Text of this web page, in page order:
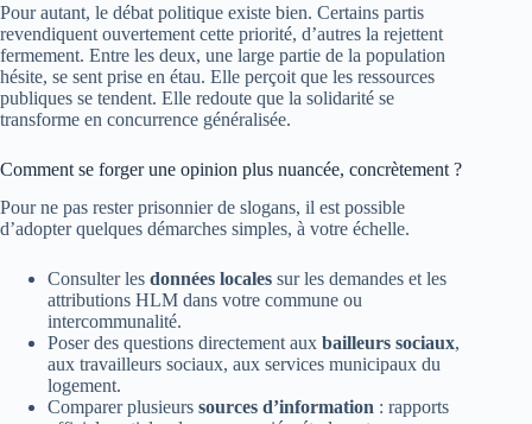
Pour autant, le débat politique existe bien. Certains partis
revendiquent ouvertement cette priorité, d’autres la rejettent
fermement. Entre les deux, une large partie de la population
hésite, se sent prise en étau. Elle perçoit que les ressources
publiques se tendent. Elle redoute que la solidarité se
transforme en concurrence généralisée.
Comment se forger une opinion plus nuancée, concrètement ?
Pour ne pas rester prisonnier de slogans, il est possible
d’adopter quelques démarches simples, à votre échelle.
Consulter les données locales sur les demandes et les
attributions HLM dans votre commune ou
intercommunalité.
Poser des questions directement aux bailleurs sociaux,
aux travailleurs sociaux, aux services municipaux du
logement.
Comparer plusieurs sources d’information : rapports